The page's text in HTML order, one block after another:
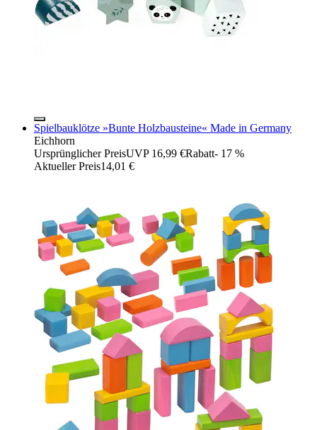
Spielbauklötze »Bunte Holzbausteine« Made in Germany
Eichhorn
Ursprünglicher PreisUVP 16,99 €Rabatt- 17 %
Aktueller Preis14,01 €